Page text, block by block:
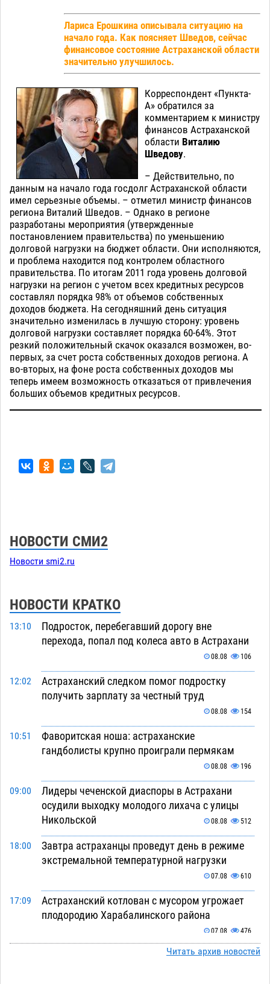
Лариса Ерошкина описывала ситуацию на
начало года. Как поясняет Шведов, сейчас
финансовое состояние Астраханской области
значительно улучшилось.
Корреспондент «Пункта-
А» обратился за
комментарием к министру
финансов Астраханской
области Виталию
Шведову.
– Действительно, по
данным на начало года госдолг Астраханской области
имел серьезные объемы. – отметил министр финансов
региона Виталий Шведов. – Однако в регионе
разработаны мероприятия (утвержденные
постановлением правительства) по уменьшению
долговой нагрузки на бюджет области. Они исполняются,
и проблема находится под контролем областного
правительства. По итогам 2011 года уровень долговой
нагрузки на регион с учетом всех кредитных ресурсов
составлял порядка 98% от объемов собственных
доходов бюджета. На сегодняшний день ситуация
значительно изменилась в лучшую сторону: уровень
долговой нагрузки составляет порядка 60-64%. Этот
резкий положительный скачок оказался возможен, во-
первых, за счет роста собственных доходов региона. А
во-вторых, на фоне роста собственных доходов мы
теперь имеем возможность отказаться от привлечения
больших объемов кредитных ресурсов.
НОВОСТИ СМИ2
Новости smi2.ru
НОВОСТИ КРАТКО
13:10
Подросток, перебегавший дорогу вне
перехода, попал под колеса авто в Астрахани
08.08 106
12:02
Астраханский следком помог подростку
получить зарплату за честный труд
08.08 154
10:51
Фаворитская ноша: астраханские
гандболисты крупно проиграли пермякам
08.08 196
09:00
Лидеры чеченской диаспоры в Астрахани
осудили выходку молодого лихача с улицы
Никольской
08.08 512
18:00
Завтра астраханцы проведут день в режиме
экстремальной температурной нагрузки
07.08 610
17:09
Астраханский котлован с мусором угрожает
плодородию Харабалинского района
07.08 476
Игорь Редькин проинспектировалЧитать архив новостей